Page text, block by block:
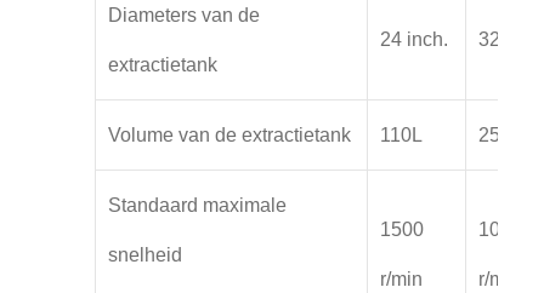
Diameters van de
extractietank
24 inch. 32
Volume van de extractietank 110L 251L
Standaard maximale
snelheid
1500
r/min
1000
r/min